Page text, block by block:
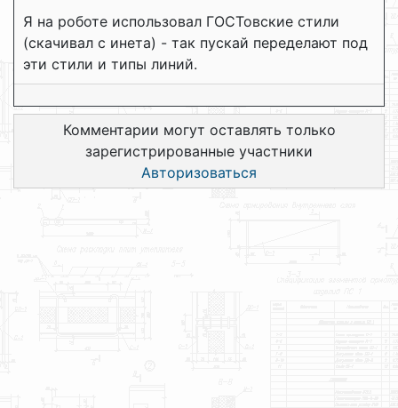
Я на роботе использовал ГОСТовские стили
(скачивал с инета) - так пускай переделают под
эти стили и типы линий.
Комментарии могут оставлять только
зарегистрированные участники
Авторизоваться